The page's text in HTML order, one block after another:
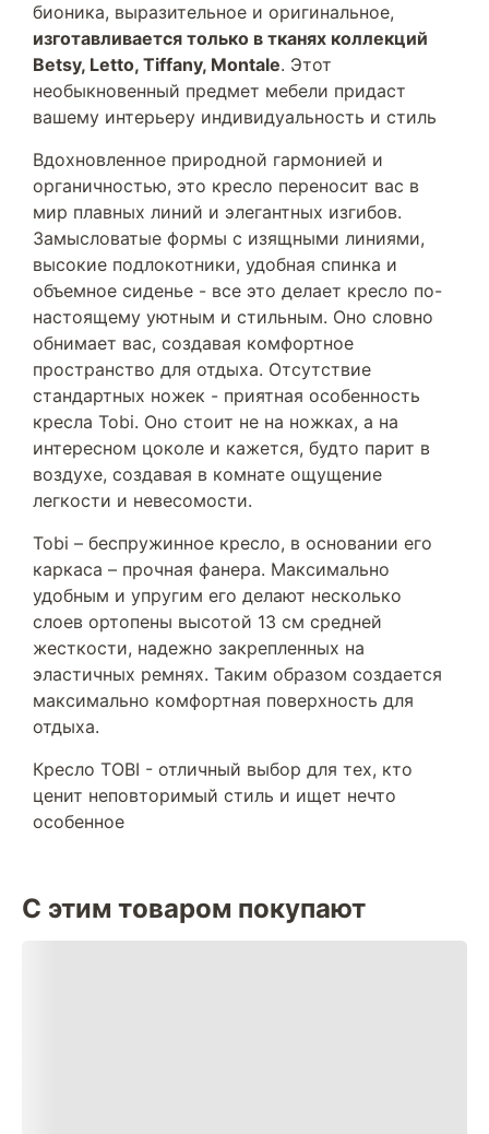
бионика, выразительное и оригинальное,
изготавливается только в тканях коллекций
Betsy, Letto, Tiffany, Montale. Этот
необыкновенный предмет мебели придаст
вашему интерьеру индивидуальность и стиль
Вдохновленное природной гармонией и
органичностью, это кресло переносит вас в
мир плавных линий и элегантных изгибов.
Замысловатые формы с изящными линиями,
высокие подлокотники, удобная спинка и
объемное сиденье - все это делает кресло по-
настоящему уютным и стильным. Оно словно
обнимает вас, создавая комфортное
пространство для отдыха. Отсутствие
стандартных ножек - приятная особенность
кресла Tobi. Оно стоит не на ножках, а на
интересном цоколе и кажется, будто парит в
воздухе, создавая в комнате ощущение
легкости и невесомости.
Tobi – беспружинное кресло, в основании его
каркаса – прочная фанера. Максимально
удобным и упругим его делают несколько
слоев ортопены высотой 13 см средней
жесткости, надежно закрепленных на
эластичных ремнях. Таким образом создается
максимально комфортная поверхность для
отдыха.
Кресло TOBI - отличный выбор для тех, кто
ценит неповторимый стиль и ищет нечто
особенное
С этим товаром покупают